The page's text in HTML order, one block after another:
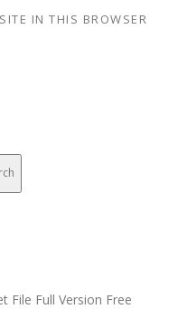
IN THIS BROWSER
File Full Version Free